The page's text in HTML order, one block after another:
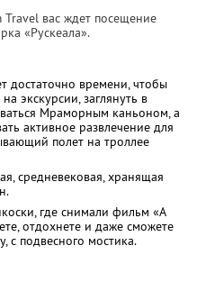
вас ждет посещение
«Рускеала».
достаточно времени, чтобы
экскурсии, заглянуть в
Мраморным каньоном, а
активное развлечение для
полет на троллее
средневековая, хранящая
где снимали фильм «А
отдохнете и даже сможете
с подвесного мостика.